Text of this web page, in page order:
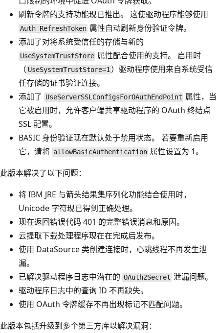
刷新令牌的支持功能现已推出。 这使驱动程序能够使用
Auth_RefreshToken 属性自动刷新身份验证令牌。
添加了对将系统受信任的存储与新的
UseSystemTrustStore 属性配合使用的支持。 启用时
（ UseSystemTrustStore=1 ）驱动程序使用来自系统受信
任存储的证书验证连接。
添加了
UseServerSSLConfigsForOAuthEndPoint 属性，当
它被启用时，允许客户端共享驱动程序的 OAuth 终结点
SSL 配置。
BASIC 身份验证现在默认处于禁用状态。 若要重新启用
它，请将 allowBasicAuthentication 属性设置为 1。
此版本解决了以下问题：
将 IBM JRE 与箭头结果集序列化功能结合使用时，
Unicode 字符现已得到正确处理。
现在返回错误代码 401 的完整错误消息和原因。
云提取下载处理程序现在在完成后发布。
使用 DataSource 类创建连接时，心跳线程不再发生泄
漏。
已解决驱动程序日志中潜在的 OAuth2Secret 泄漏问题。
驱动程序日志中的查询 ID 不再缺失。
使用 OAuth 令牌缓存不再出现标记不匹配问题。
此版本包括升级到多个第三方库以解决漏洞：